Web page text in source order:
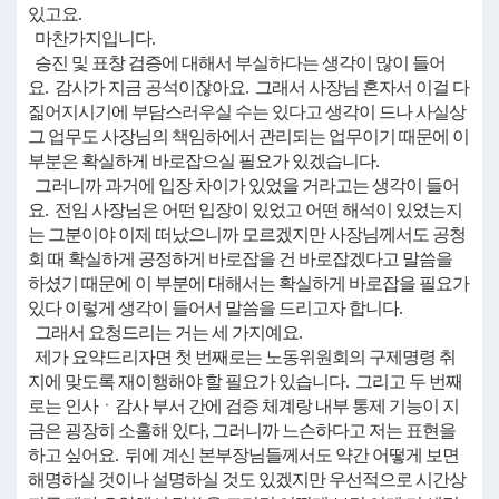
있고요.
마찬가지입니다.
승진 및 표창 검증에 대해서 부실하다는 생각이 많이 들어
요. 감사가 지금 공석이잖아요. 그래서 사장님 혼자서 이걸 다
짊어지시기에 부담스러우실 수는 있다고 생각이 드나 사실상
그 업무도 사장님의 책임하에서 관리되는 업무이기 때문에 이
부분은 확실하게 바로잡으실 필요가 있겠습니다.
그러니까 과거에 입장 차이가 있었을 거라고는 생각이 들어
요. 전임 사장님은 어떤 입장이 있었고 어떤 해석이 있었는지
는 그분이야 이제 떠났으니까 모르겠지만 사장님께서도 공청
회 때 확실하게 공정하게 바로잡을 건 바로잡겠다고 말씀을
하셨기 때문에 이 부분에 대해서는 확실하게 바로잡을 필요가
있다 이렇게 생각이 들어서 말씀을 드리고자 합니다.
그래서 요청드리는 거는 세 가지예요.
제가 요약드리자면 첫 번째로는 노동위원회의 구제명령 취
지에 맞도록 재이행해야 할 필요가 있습니다. 그리고 두 번째
로는 인사ㆍ감사 부서 간에 검증 체계랑 내부 통제 기능이 지
금은 굉장히 소홀해 있다, 그러니까 느슨하다고 저는 표현을
하고 싶어요. 뒤에 계신 본부장님들께서도 약간 어떻게 보면
해명하실 것이나 설명하실 것도 있겠지만 우선적으로 시간상